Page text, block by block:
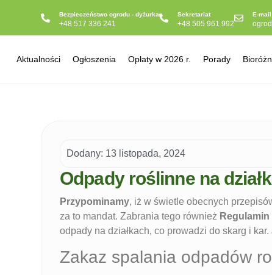
Bezpieczeństwo ogrodu - dyżurka
+48 517 336 241
Sekretariat
+48 505 961 992
E-mail
Aktualności Ogłoszenia Opłaty w 2026 r. Porady
Dodany: 13 listopada, 2024
Odpady roślinne na
Przypominamy, iż w świetle obecnych
za to mandat. Zabrania tego również Regulamin
odpady na działkach, co prowadzi do skarg i
Zakaz spalania odpadów